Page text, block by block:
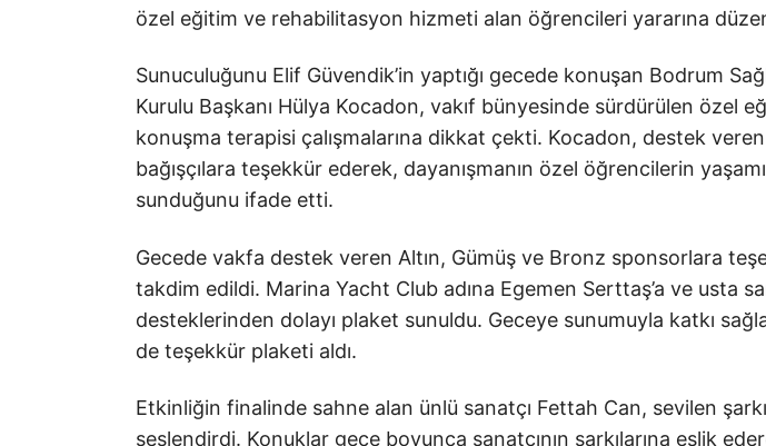
özel eğitim ve rehabilitasyon hizmeti alan öğrencileri yararına
Sunuculuğunu Elif Güvendik’in yaptığı gecede konuşan Bodrum
Kurulu Başkanı Hülya Kocadon, vakıf bünyesinde sürdürülen özel
konuşma terapisi çalışmalarına dikkat çekti. Kocadon, destek
bağışçılara teşekkür ederek, dayanışmanın özel öğrencilerin
sunduğunu ifade etti.
Gecede vakfa destek veren Altın, Gümüş ve Bronz sponsorlara
takdim edildi. Marina Yacht Club adına Egemen Serttaş’a ve usta
desteklerinden dolayı plaket sunuldu. Geceye sunumuyla katkı
de teşekkür plaketi aldı.
Etkinliğin finalinde sahne alan ünlü sanatçı Fettah Can, sevilen
seslendirdi. Konuklar gece boyunca sanatçının şarkılarına eşlik